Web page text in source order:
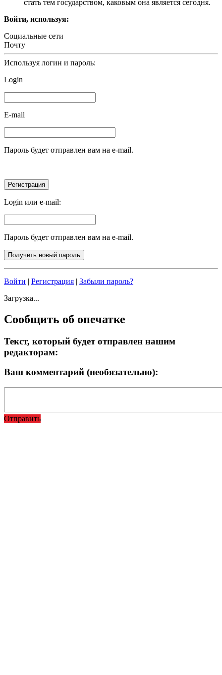
стать тем государством, каковым она является сегодня.
Войти, используя:
Социальные сети
Почту
Используя логин и пароль:
Login
E-mail
Пароль будет отправлен вам на e-mail.
Login или e-mail:
Пароль будет отправлен вам на e-mail.
Войти | Регистрация | Забыли пароль?
Загрузка...
Сообщить об опечатке
Текст, который будет отправлен нашим
редакторам:
Ваш комментарий (необязательно):
Отправить